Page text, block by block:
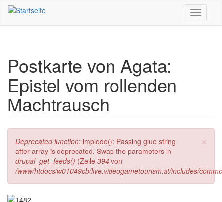
Direkt zum Inhalt
Toggle
Postkarte von Agata:
Epistel vom rollenden
Machtrausch
×
Fehlermeldung
Deprecated function: implode(): Passing glue string
after array is deprecated. Swap the parameters in
drupal_get_feeds() (Zeile 394 von
/www/htdocs/w01049cb/live.videogametourism.at/includes/